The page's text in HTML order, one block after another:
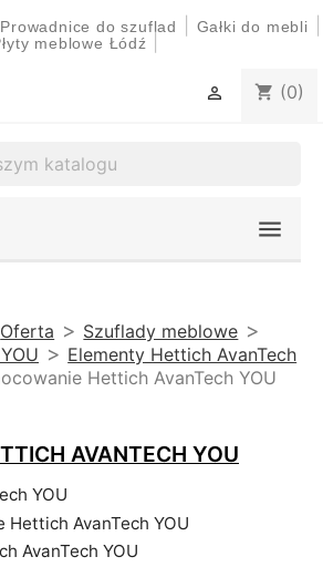
Prowadnice do szuflad Gałki do mebli
meblowe Łódź
shopping_cart (0)

Oferta
Szuflady meblowe
Elementy Hettich AvanTech
Hettich AvanTech YOU
AVANTECH YOU
YOU
Hettich AvanTech YOU
AvanTech YOU